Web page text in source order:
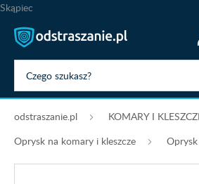
Skąpiec
odstraszanie.pl
KOMARY I
Oprysk na komary i kleszcze